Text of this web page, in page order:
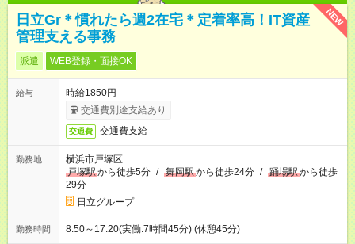
NEW
日立Gr＊慣れたら週2在宅＊定着率高！IT資産
管理支える事務
派遣 WEB登録・面接OK
給与
時給1850円
交通費別途支給あり
交通費 交通費支給
勤務地
横浜市戸塚区
戸塚駅から徒歩5分 / 舞岡駅から徒歩24分 / 踊場駅から徒歩
29分
日立グループ
勤務時間 8:50～17:20(実働:7時間45分) (休憩45分)